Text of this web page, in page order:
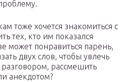
тоже хочется знакомиться с
тех, кто им показался
может понравиться парень,
двух слов, чтобы увлечь
рассмешить
анекдотом?